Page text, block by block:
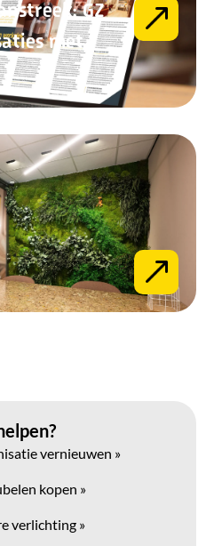
GZ
met
vernieuwen »
kopen »
verlichting »